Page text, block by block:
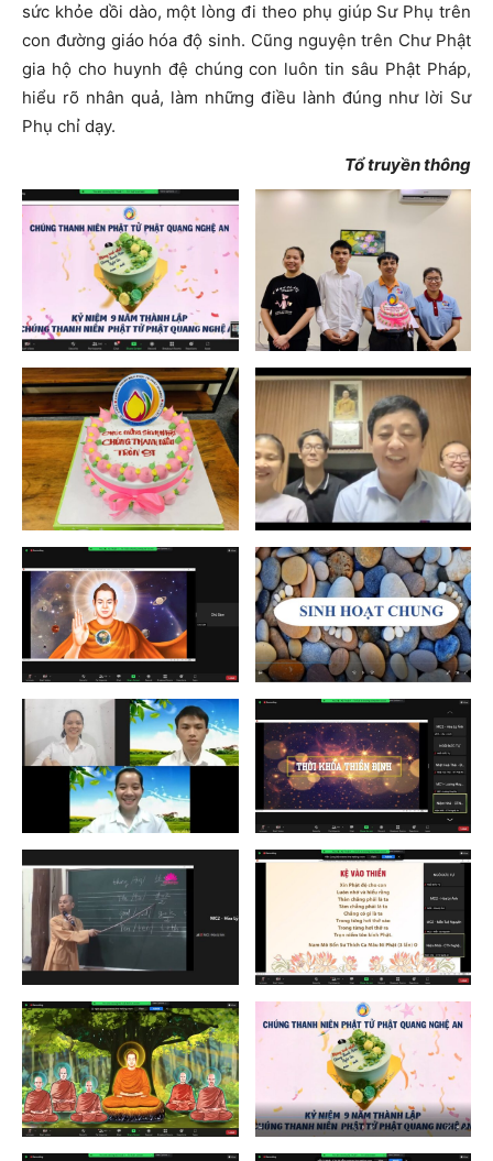
sức khỏe dồi dào, một lòng đi theo phụ giúp Sư Phụ trên
con đường giáo hóa độ sinh. Cũng nguyện trên Chư Phật
gia hộ cho huynh đệ chúng con luôn tin sâu Phật Pháp,
hiểu rõ nhân quả, làm những điều lành đúng như lời Sư
Phụ chỉ dạy.
Tổ truyền thông